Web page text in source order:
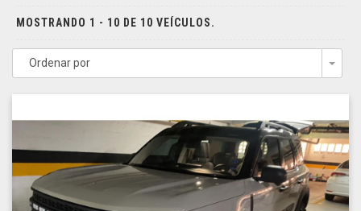
MOSTRANDO 1 - 10 DE 10 VEÍCULOS.
Ordenar por